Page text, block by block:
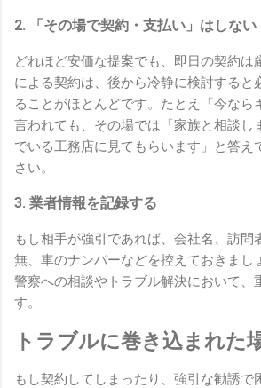
2. 「その場で契約・支払い」はしない
どれほど安価な提案でも、即日の契約は
による契約は、後から冷静に検討すると
ることがほとんどです。たとえ「今なら
言われても、その場では「家族と相談し
でいる工務店に見てもらいます」と答え
さい。
3. 業者情報を記録する
もし相手が強引であれば、会社名、訪問
無、車のナンバーなどを控えておきまし
警察への相談やトラブル解決において、
す。
トラブルに巻き込まれた
もし契約してしまったり、強引な勧誘で